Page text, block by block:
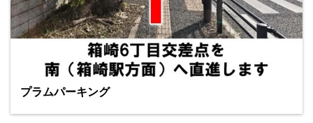
プラムパーキング